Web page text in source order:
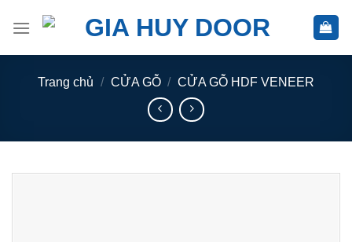
Trang chủ / CỬA GỖ / CỬA GỖ HDF VENEER